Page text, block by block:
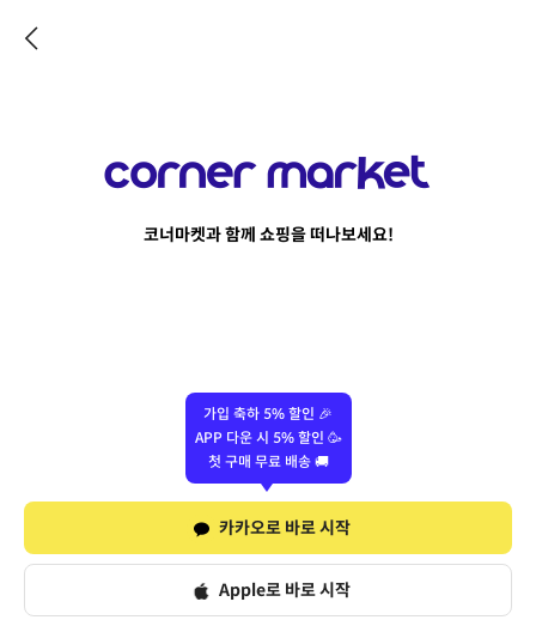
코너마켓과 함께 쇼핑을 떠나보세요!
가입 축하 5% 할인 🎉
APP 다운 시 5% 할인 🥳
첫 구매 무료 배송 🚚
카카오로 바로 시작
Apple로 바로 시작